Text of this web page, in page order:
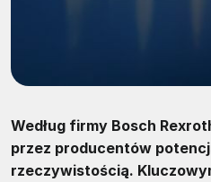
Według firmy Bosch
przez producentów
rzeczywistością.